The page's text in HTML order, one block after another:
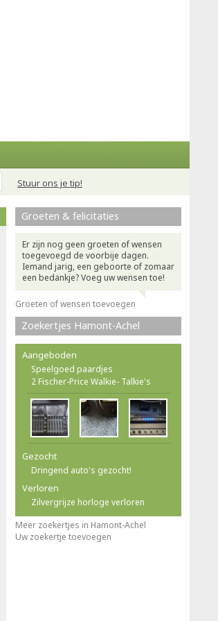
Stuur ons je tip!
Groeten & felicitaties
Er zijn nog geen groeten of wensen
toegevoegd de voorbije dagen.
Iemand jarig, een geboorte of zomaar
een bedankje? Voeg uw wensen toe!
Groeten of wensen toevoegen
Zoekertjes Hamont-Achel
Aangeboden
Speelgoed paardjes
2 Fischer-Price Walkie- Talkie's
Gezocht
Dringend auto's gezocht!
Verloren
Zilvergrijze horloge verloren
Meer zoekertjes in Hamont-Achel
Uw zoekertje toevoegen